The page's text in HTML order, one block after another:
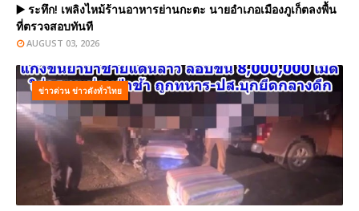
▶️ ระทึก! เพลิงไหม้ร้านอาหารย่านกะตะ นายอำเภอเมืองภูเก็ตลงพื้น
ที่ตรวจสอบทันที
AUGUST 03, 2026
ข่าวด่วน ข่าวดังทั่วไทย